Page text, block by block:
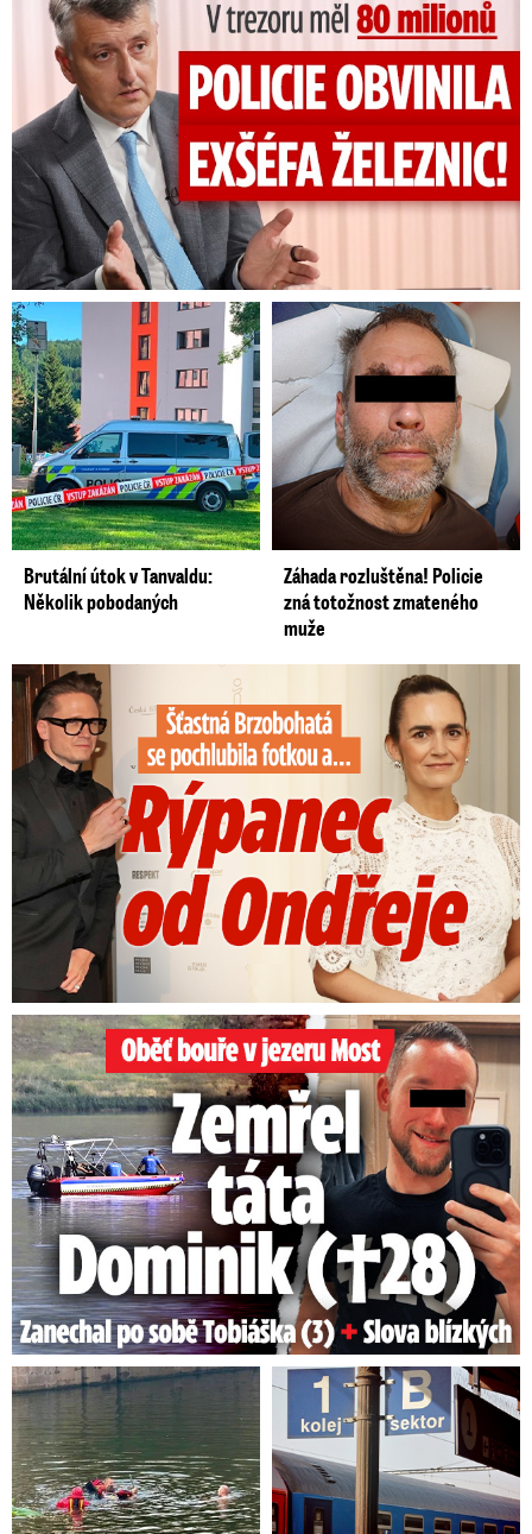
Brutální útok v Tanvaldu:
Několik pobodaných
Záhada rozluštěna! Policie
zná totožnost zmateného
muže
Šťastná Brzobohatá se pochlubila fotkou: Rýpanec od Ondřeje
Oběť bouře v jezeru Most: Zemřel táta Dominik (†28)